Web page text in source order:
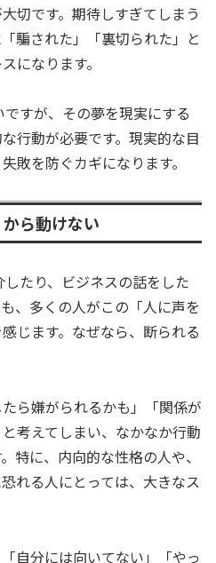
切です。期待しすぎてしまう
騙された」「裏切られた」と
になります。
すが、その夢を現実にする
行動が必要です。現実的な目
敗を防ぐカギになります。
から動けない
たり、ビジネスの話をした
、多くの人がこの「人に声を
じます。なぜなら、断られる
ら嫌がられるかも」「関係が
考えてしまい、なかなか行動
特に、内向的な性格の人や、
れる人にとっては、大きなス
自分には向いてない」「やっ